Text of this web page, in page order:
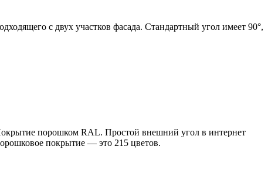
с двух участков фасада. Стандартный угол имеет 90°,
порошком RAL. Простой внешний угол в интернет
покрытие — это 215 цветов.